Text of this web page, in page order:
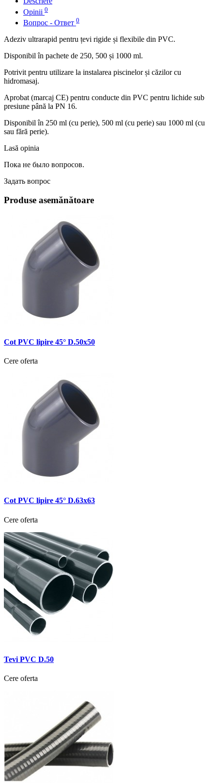
Opinii 0
Вопрос - Ответ 0
Adeziv ultrarapid pentru țevi rigide și flexibile din PVC.
Disponibil în pachete de 250, 500 și 1000 ml.
Potrivit pentru utilizare la instalarea piscinelor și căzilor cu
hidromasaj.
Aprobat (marcaj CE) pentru conducte din PVC pentru lichide sub
presiune până la PN 16.
Disponibil în 250 ml (cu perie), 500 ml (cu perie) sau 1000 ml (cu
sau fără perie).
Lasă opinia
Пока не было вопросов.
Задать вопрос
Produse asemănătoare
Cot PVC lipire 45° D.50x50
Cere oferta
Cot PVC lipire 45° D.63x63
Cere oferta
Tevi PVC D.50
Cere oferta